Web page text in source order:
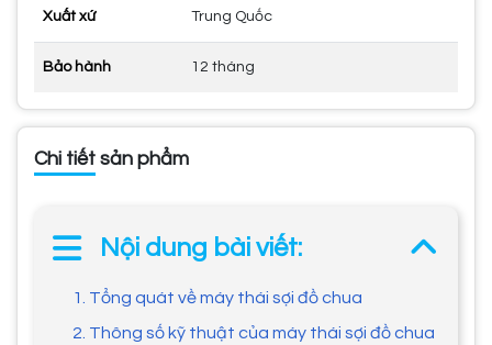
Xuất xứ Trung Quốc
Bảo hành 12 tháng
Chi tiết sản phẩm
Nội dung bài viết:
1. Tổng quát về máy thái sợi đồ chua
2. Thông số kỹ thuật của máy thái sợi đồ chua